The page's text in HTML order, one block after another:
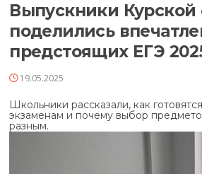
Выпускники Курской
поделились
предстоящих ЕГЭ
19.05.2025
Школьники рассказали, как
экзаменам и почему выбор
разным.